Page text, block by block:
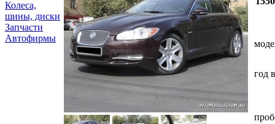
Колеса,
шины, диски
Запчасти
Автофирмы
год